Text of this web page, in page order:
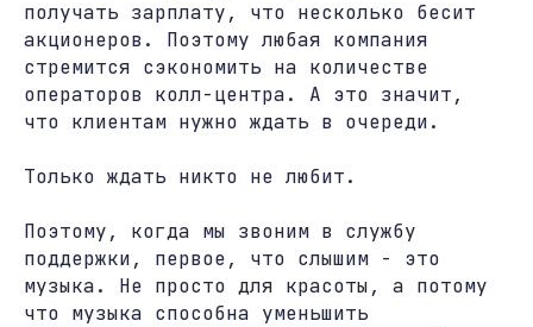
получать зарплату, что несколько бесит
акционеров. Поэтому любая компания
стремится сэкономить на количестве
операторов колл-центра. А это значит,
что клиентам нужно ждать в очереди.
Только ждать никто не любит.
Поэтому, когда мы звоним в службу
поддержки, первое, что слышим - это
музыка. Не просто для красоты, а потому
что музыка способна уменьшить